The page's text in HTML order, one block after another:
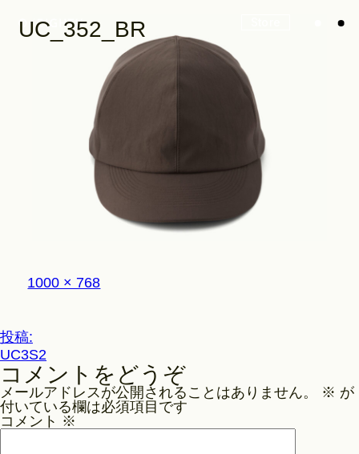
Philosophy
UC_352_BR
フ
ル
ズ
1000 × 768
投
稿
ナ
ビ
ゲ
投稿:
UC3S2
コメントをどうぞ
メールアドレスが公開されることはありません。 ※ が
付いている欄は必須項目です
コメント ※